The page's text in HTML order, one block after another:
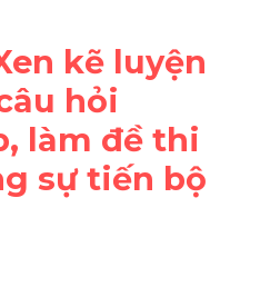
kẽ luyện
hỏi
làm đề thi
sự tiến bộ